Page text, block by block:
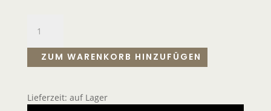
ZUM WARENKORB HINZUFÜGEN
Lieferzeit: auf Lager